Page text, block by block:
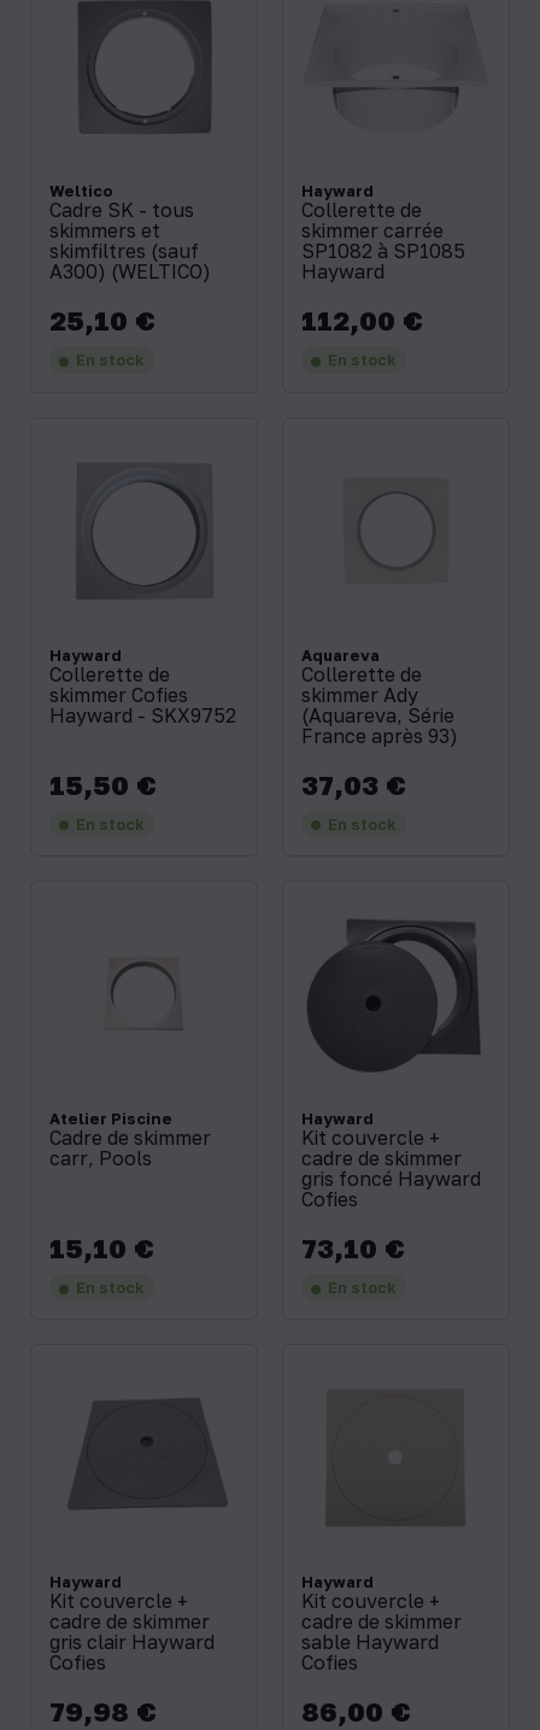
Weltico
Cadre SK - tous
skimmers et
skimfiltres (sauf
A300) (WELTICO)
Prix
25,10 €
En stock
Hayward
Collerette de
skimmer carrée
SP1082 à SP1085
Hayward
Prix
112,00 €
En stock
Hayward
Collerette de
skimmer Cofies
Hayward - SKX9752
Prix
15,50 €
En stock
Aquareva
Collerette de
skimmer Ady
(Aquareva, Série
France après 93)
Prix
37,03 €
En stock
Atelier Piscine
Cadre de skimmer
carr‚ Pools
Prix
15,10 €
En stock
Hayward
Kit couvercle +
cadre de skimmer
gris foncé Hayward
Cofies
Prix
73,10 €
En stock
Hayward
Kit couvercle +
cadre de skimmer
gris clair Hayward
Cofies
Prix
79,98 €
Hayward
Kit couvercle +
cadre de skimmer
sable Hayward
Cofies
Prix
86,00 €